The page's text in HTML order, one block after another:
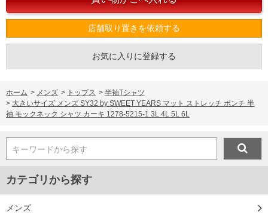
店舗取り置きを依頼する
お気に入りに登録する
ホーム > メンズ > トップス > 半袖Tシャツ
> 大きいサイズ メンズ SY32 by SWEET YEARS マット ストレッチ ポンチ 半
袖 モックネック シャツ カーキ 1278-5215-1 3L 4L 5L 6L
キーワードから探す
カテゴリから探す
メンズ